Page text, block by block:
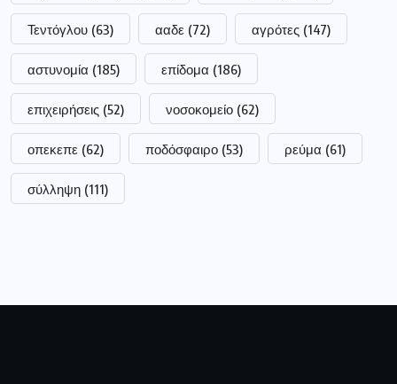
Τεντόγλου (63) ααδε (72) αγρότες (147)
αστυνομία (185) επίδομα (186)
επιχειρήσεις (52) νοσοκομείο (62)
οπεκεπε (62) ποδόσφαιρο (53) ρεύμα (61)
σύλληψη (111)